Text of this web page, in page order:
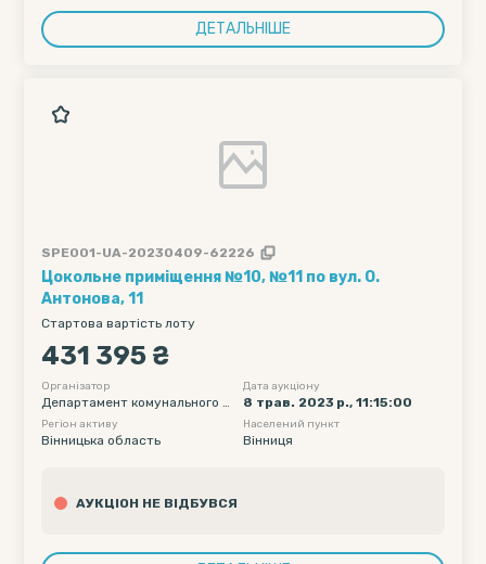
ДЕТАЛЬНІШЕ
SPE001-UA-20230409-62226
Цокольне приміщення №10, №11 по вул. О.
Антонова, 11
Стартова вартість лоту
431 395 ₴
Організатор
Департамент комунального м
айна Вінницької міської ради
Дата аукціону
8 трав. 2023 р., 11:15:00
Регіон активу
Вінницька область
Населений пункт
Вінниця
АУКЦІОН НЕ ВІДБУВСЯ